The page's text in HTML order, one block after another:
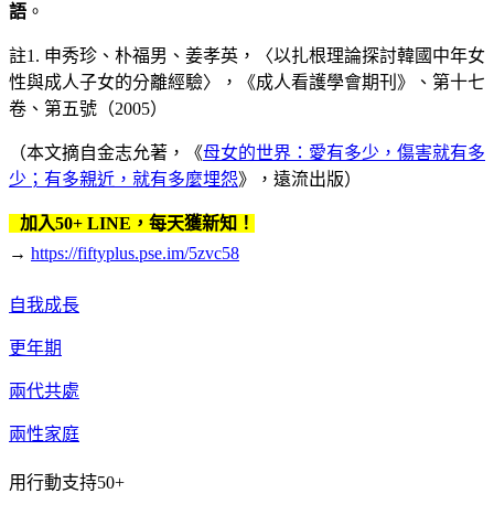
語 。
註1. 申秀珍、朴福男、姜孝英，〈以扎根理論探討韓國中年女
性與成人子女的分離經驗〉，《成人看護學會期刊》、第十七
卷、第五號（2005）
（本文摘自金志允著，《母女的世界：愛有多少，傷害就有多
少；有多親近，就有多麼埋怨》，遠流出版）
加入50+ LINE，每天獲新知！
→ https://fiftyplus.pse.im/5zvc58
自我成長
更年期
兩代共處
兩性家庭
用行動支持50+